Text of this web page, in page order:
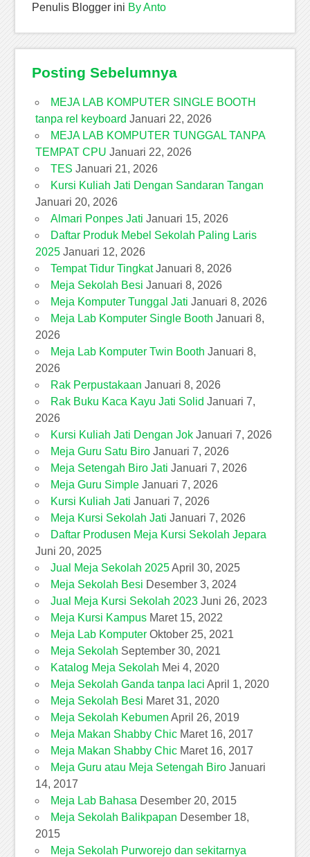
Penulis Blogger ini By Anto
Posting Sebelumnya
MEJA LAB KOMPUTER SINGLE BOOTH
tanpa rel keyboard Januari 22, 2026
MEJA LAB KOMPUTER TUNGGAL TANPA
TEMPAT CPU Januari 22, 2026
TES Januari 21, 2026
Kursi Kuliah Jati Dengan Sandaran Tangan
Januari 20, 2026
Almari Ponpes Jati Januari 15, 2026
Daftar Produk Mebel Sekolah Paling Laris
2025 Januari 12, 2026
Tempat Tidur Tingkat Januari 8, 2026
Meja Sekolah Besi Januari 8, 2026
Meja Komputer Tunggal Jati Januari 8, 2026
Meja Lab Komputer Single Booth Januari 8,
2026
Meja Lab Komputer Twin Booth Januari 8,
2026
Rak Perpustakaan Januari 8, 2026
Rak Buku Kaca Kayu Jati Solid Januari 7,
2026
Kursi Kuliah Jati Dengan Jok Januari 7, 2026
Meja Guru Satu Biro Januari 7, 2026
Meja Setengah Biro Jati Januari 7, 2026
Meja Guru Simple Januari 7, 2026
Kursi Kuliah Jati Januari 7, 2026
Meja Kursi Sekolah Jati Januari 7, 2026
Daftar Produsen Meja Kursi Sekolah Jepara
Juni 20, 2025
Jual Meja Sekolah 2025 April 30, 2025
Meja Sekolah Besi Desember 3, 2024
Jual Meja Kursi Sekolah 2023 Juni 26, 2023
Meja Kursi Kampus Maret 15, 2022
Meja Lab Komputer Oktober 25, 2021
Meja Sekolah September 30, 2021
Katalog Meja Sekolah Mei 4, 2020
Meja Sekolah Ganda tanpa laci April 1, 2020
Meja Sekolah Besi Maret 31, 2020
Meja Sekolah Kebumen April 26, 2019
Meja Makan Shabby Chic Maret 16, 2017
Meja Makan Shabby Chic Maret 16, 2017
Meja Guru atau Meja Setengah Biro Januari
14, 2017
Meja Lab Bahasa Desember 20, 2015
Meja Sekolah Balikpapan Desember 18,
2015
Meja Sekolah Purworejo dan sekitarnya